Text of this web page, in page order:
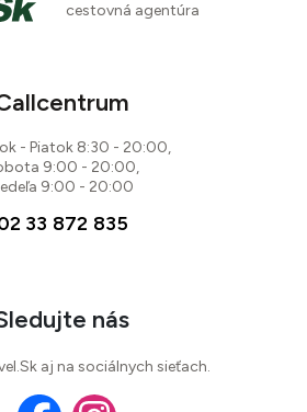
cestovná agentúra
- Piatok 8:30 - 20:00,
9:00 - 20:00,
9:00 - 20:00
33 872 835
nás
aj na sociálnych sieťach.